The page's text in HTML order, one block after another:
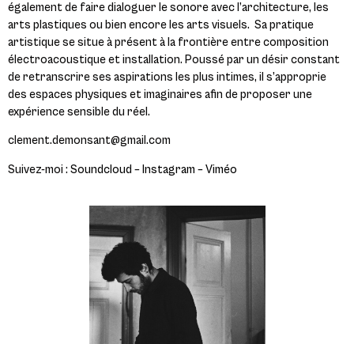
également de faire dialoguer le sonore avec l’architecture, les
arts plastiques ou bien encore les arts visuels. Sa pratique
artistique se situe à présent à la frontière entre composition
électroacoustique et installation. Poussé par un désir constant
de retranscrire ses aspirations les plus intimes, il s’approprie
des espaces physiques et imaginaires afin de proposer une
expérience sensible du réel.
clement.demonsant@gmail.com
Suivez-moi : Soundcloud – Instagram –Viméo